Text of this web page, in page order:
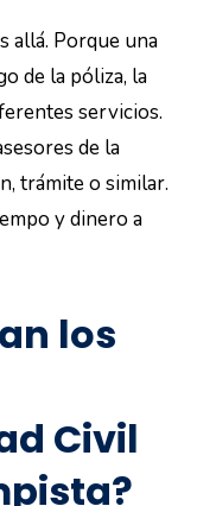
allá. Porque una
de la póliza, la
servicios.
de la
trámite o similar.
y dinero a
los
Civil